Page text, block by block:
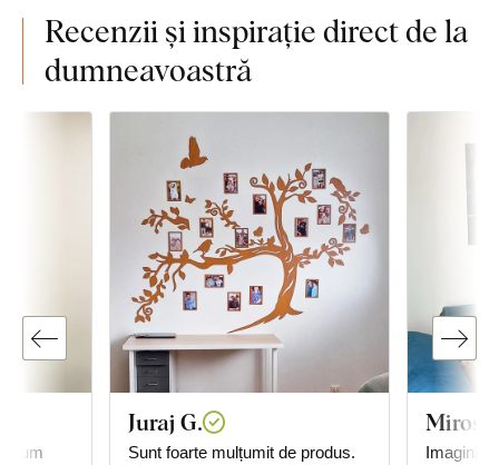
Recenzii și inspirație direct de la
dumneavoastră
cum
Juraj G.
Sunt foarte mulțumit de produs.
Imaginile